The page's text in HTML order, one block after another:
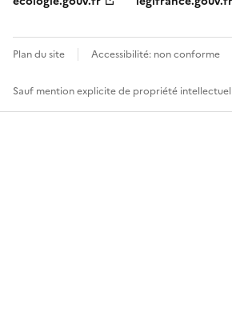
Plan du site Accessibilité: non conforme
Sauf mention explicite de propriété